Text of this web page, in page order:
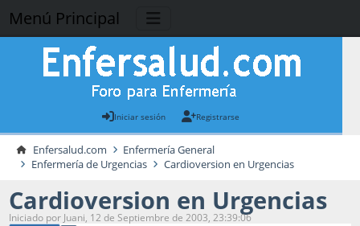
Menú Principal
Iniciar sesión Registrarse
Enfersalud.com
Enfermería General
Enfermería de Urgencias
Cardioversion en Urgencias
Cardioversion en Urgencias
Iniciado por Juani, 12 de Septiembre de 2003, 23:39:06